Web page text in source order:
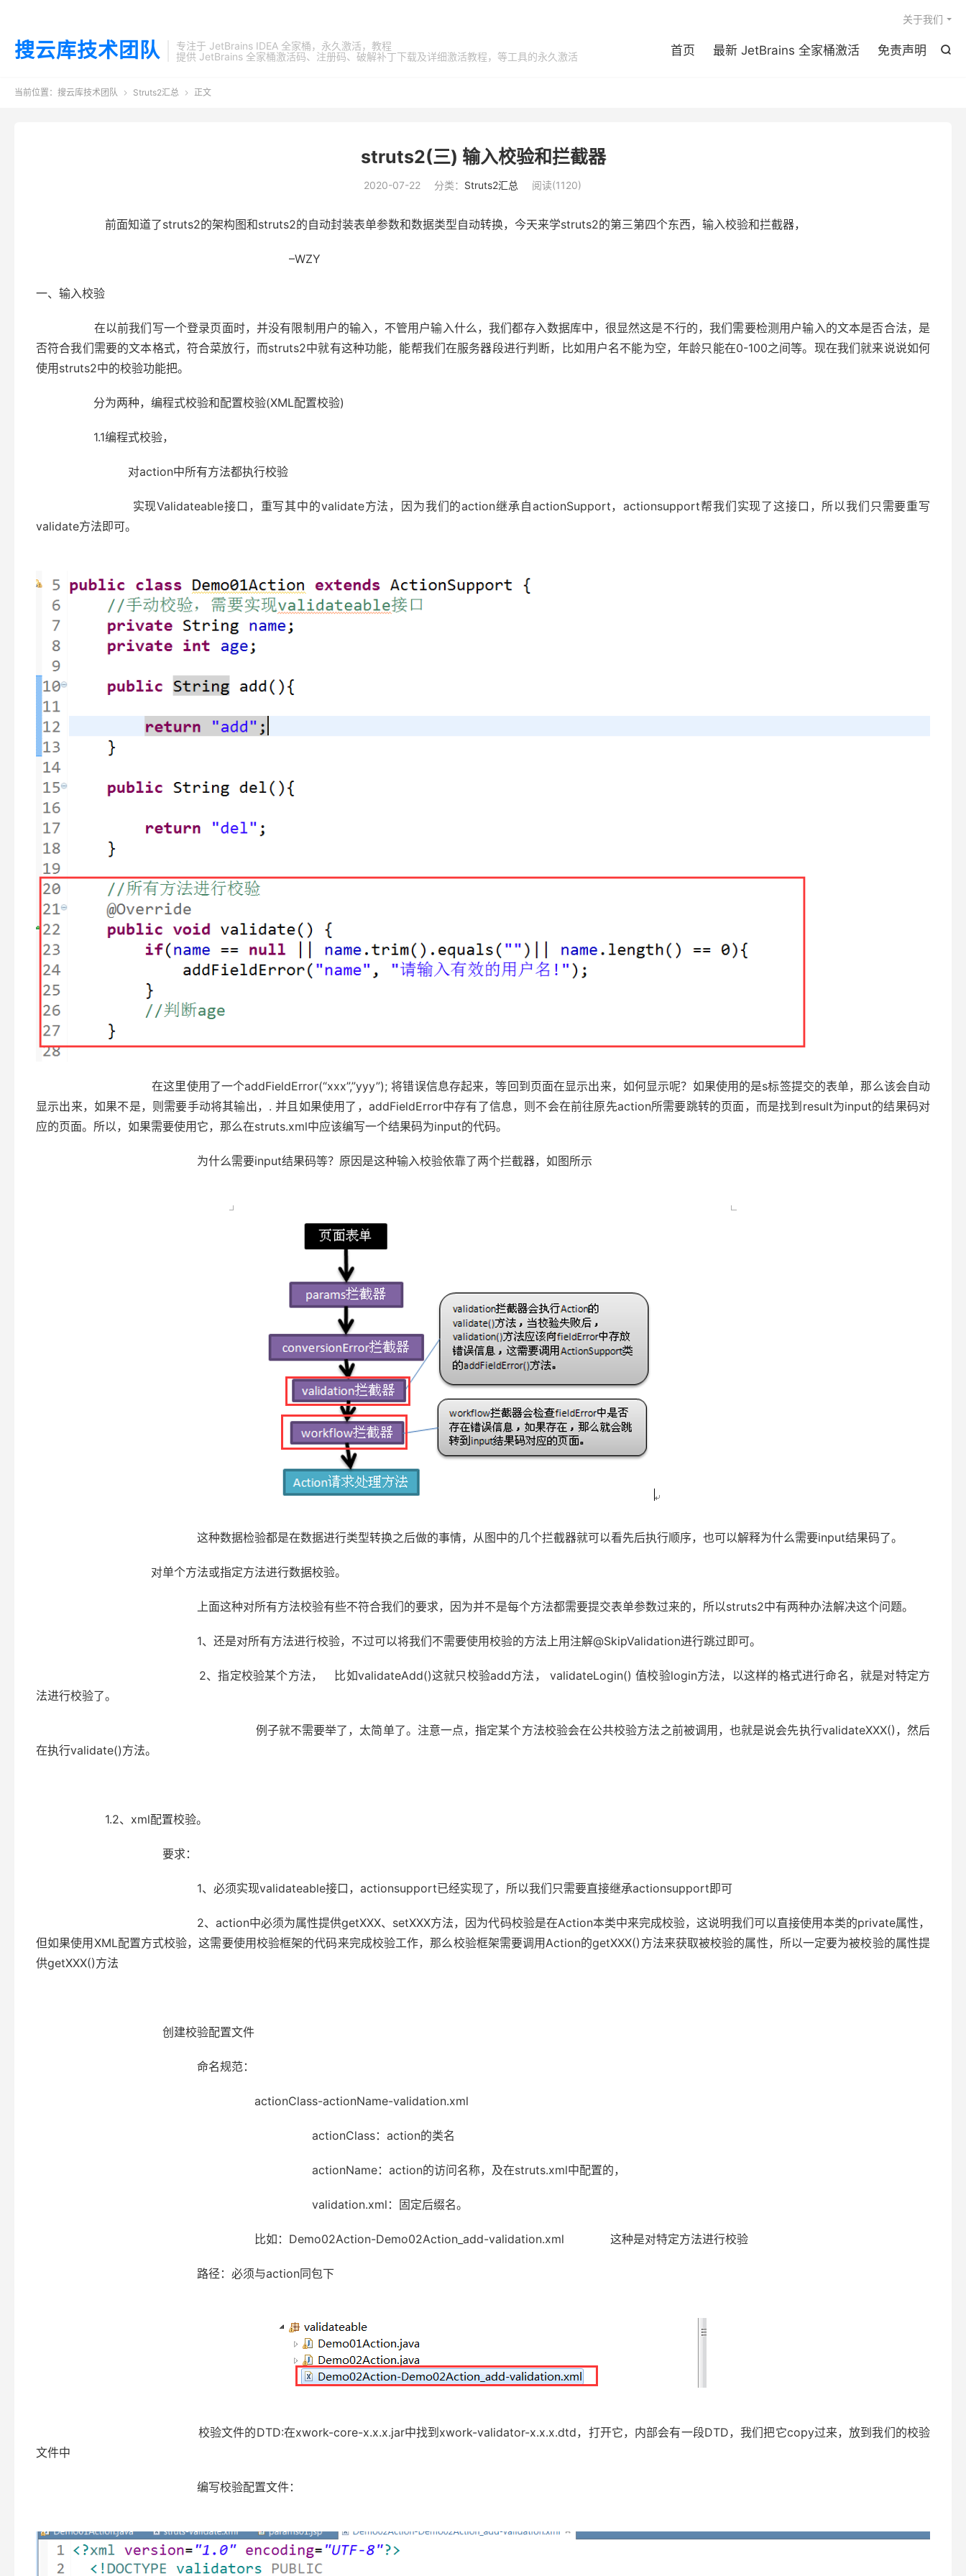
搜云库技术团队
专注于 JetBrains IDEA 全家桶，永久激活，教程
提供 JetBrains 全家桶激活码、注册码、破解补丁下载及详细激活教程，等工具的永久激活

首页 最新 JetBrains 全家桶激活 免责声明
关于我们
当前位置： 搜云库技术团队  Struts2汇总  正文
struts2(三) 输入校验和拦截器
2020-07-22 分类： Struts2汇总 阅读(1120)
前面知道了struts2的架构图和struts2的自动封装表单参数和数据类型自动转换，今天来学struts2的第三第四个东西，输入校验和拦截器，
–WZY
一、输入校验
在以前我们写一个登录页面时，并没有限制用户的输入，不管用户输入什么，我们都存入数据库中，很显然这是不行的，我们需要检测用户输入的文本是否合法，是
否符合我们需要的文本格式，符合菜放行，而struts2中就有这种功能，能帮我们在服务器段进行判断，比如用户名不能为空，年龄只能在0-100之间等。现在我们就来说说如何
使用struts2中的校验功能把。
分为两种，编程式校验和配置校验(XML配置校验)
1.1编程式校验，
对action中所有方法都执行校验
实现Validateable接口，重写其中的validate方法，因为我们的action继承自actionSupport，actionsupport帮我们实现了这接口，所以我们只需要重写
validate方法即可。
在这里使用了一个addFieldError(“xxx”,”yyy”); 将错误信息存起来，等回到页面在显示出来，如何显示呢？如果使用的是s标签提交的表单，那么该会自动
显示出来，如果不是，则需要手动将其输出， . 并且如果使用了，addFieldError中存有了信息，则不会在前往原先action所需要跳转的页面，而是找到result为input的结果码对
应的页面。所以，如果需要使用它，那么在struts.xml中应该编写一个结果码为input的代码。
为什么需要input结果码等？原因是这种输入校验依靠了两个拦截器，如图所示
这种数据检验都是在数据进行类型转换之后做的事情，从图中的几个拦截器就可以看先后执行顺序，也可以解释为什么需要input结果码了。
对单个方法或指定方法进行数据校验。
上面这种对所有方法校验有些不符合我们的要求，因为并不是每个方法都需要提交表单参数过来的，所以struts2中有两种办法解决这个问题。
1、还是对所有方法进行校验，不过可以将我们不需要使用校验的方法上用注解@SkipValidation进行跳过即可。
2、指定校验某个方法， 比如validateAdd()这就只校验add方法， validateLogin() 值校验login方法，以这样的格式进行命名，就是对特定方
法进行校验了。
例子就不需要举了，太简单了。注意一点，指定某个方法校验会在公共校验方法之前被调用，也就是说会先执行validateXXX()，然后
在执行validate()方法。
1.2、xml配置校验。
要求：
1、必须实现validateable接口，actionsupport已经实现了，所以我们只需要直接继承actionsupport即可
2、action中必须为属性提供getXXX、setXXX方法，因为代码校验是在Action本类中来完成校验，这说明我们可以直接使用本类的private属性，
但如果使用XML配置方式校验，这需要使用校验框架的代码来完成校验工作，那么校验框架需要调用Action的getXXX()方法来获取被校验的属性，所以一定要为被校验的属性提
供getXXX()方法
创建校验配置文件
命名规范：
actionClass-actionName-validation.xml
actionClass：action的类名
actionName：action的访问名称，及在struts.xml中配置的，
validation.xml：固定后缀名。
比如：Demo02Action-Demo02Action_add-validation.xml 这种是对特定方法进行校验
路径：必须与action同包下
校验文件的DTD:在xwork-core-x.x.x.jar中找到xwork-validator-x.x.x.dtd，打开它，内部会有一段DTD，我们把它copy过来，放到我们的校验
文件中
编写校验配置文件：